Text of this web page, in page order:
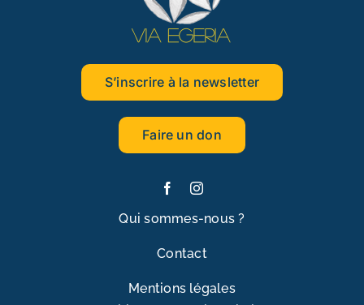
S’inscrire à la newsletter
Faire un don
Qui sommes-nous ?
Contact
Mentions légales